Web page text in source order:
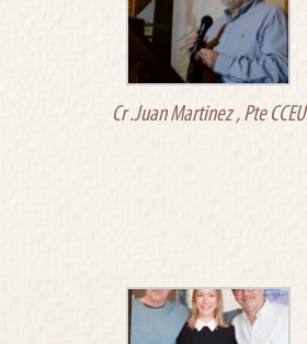
Cr .Juan Martinez , Pte CCEU